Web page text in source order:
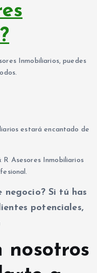
Inmobiliarios, puedes
estará encantado de
R Asesores Inmobiliarios
negocio? Si tú has
potenciales,
nosotros